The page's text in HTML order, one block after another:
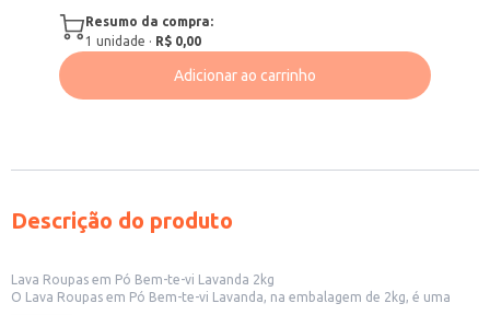
Resumo da compra:
1 unidade · R$ 0,00
Adicionar ao carrinho
Descrição do produto
Lava Roupas em Pó Bem-te-vi Lavanda 2kg
O Lava Roupas em Pó Bem-te-vi Lavanda, na embalagem de 2kg, é uma